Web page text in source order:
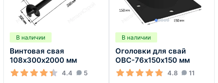
В наличии
Винтовая свая
108х300х2000 мм
4.4 5
В наличии
Оголовки для свай
ОВС-76х150х150 мм
4.8 11